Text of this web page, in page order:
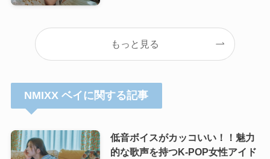
もっと見る
NMIXX ベイに関する記事
低音ボイスがカッコいい！！魅力
的な歌声を持つK-POP女性アイド